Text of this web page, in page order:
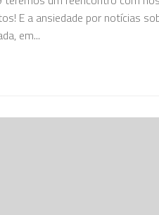
E a ansiedade por notícias
em...